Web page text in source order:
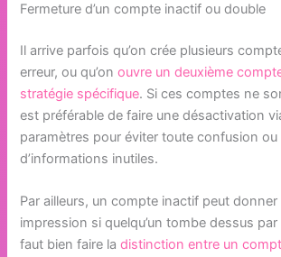
Fermeture d’un compte inactif ou double
Il arrive parfois qu’on crée plusieurs
erreur, ou qu’on ouvre un deuxième
stratégie spécifique. Si ces comptes ne
est préférable de faire une désactivation
paramètres pour éviter toute confusion
d’informations inutiles.
Par ailleurs, un compte inactif peut donner
impression si quelqu’un tombe dessus
faut bien faire ladistinction entre un